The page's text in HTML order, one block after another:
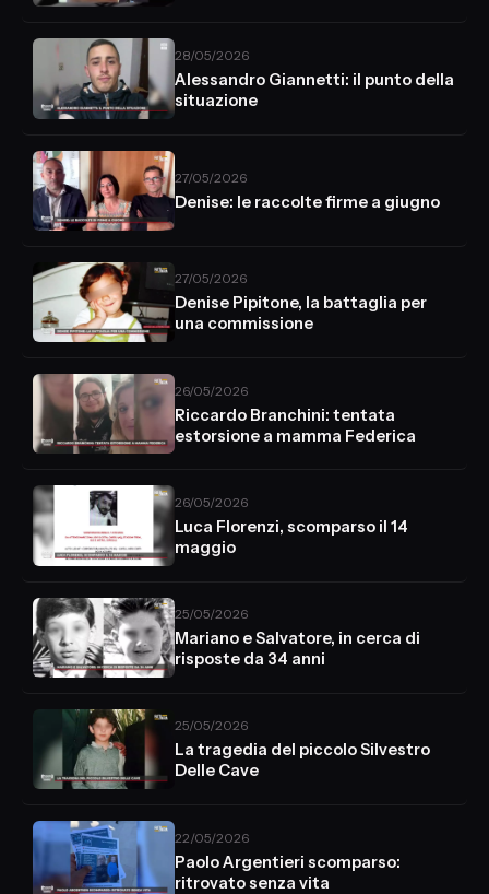
28/05/2026
Alessandro Giannetti: il punto della
situazione
27/05/2026
Denise: le raccolte firme a giugno
27/05/2026
Denise Pipitone, la battaglia per
una commissione
26/05/2026
Riccardo Branchini: tentata
estorsione a mamma Federica
26/05/2026
Luca Florenzi, scomparso il 14
maggio
25/05/2026
Mariano e Salvatore, in cerca di
risposte da 34 anni
25/05/2026
La tragedia del piccolo Silvestro
Delle Cave
22/05/2026
Paolo Argentieri scomparso:
ritrovato senza vita